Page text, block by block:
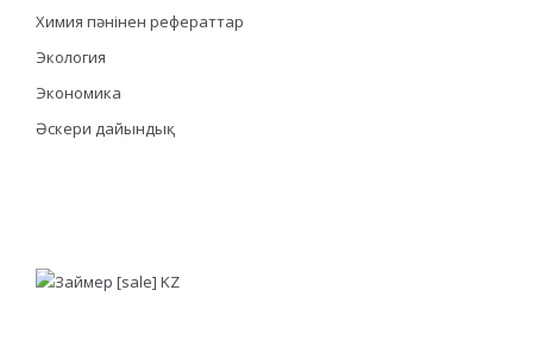
Химия пәнінен рефераттар
Экология
Экономика
Әскери дайындық